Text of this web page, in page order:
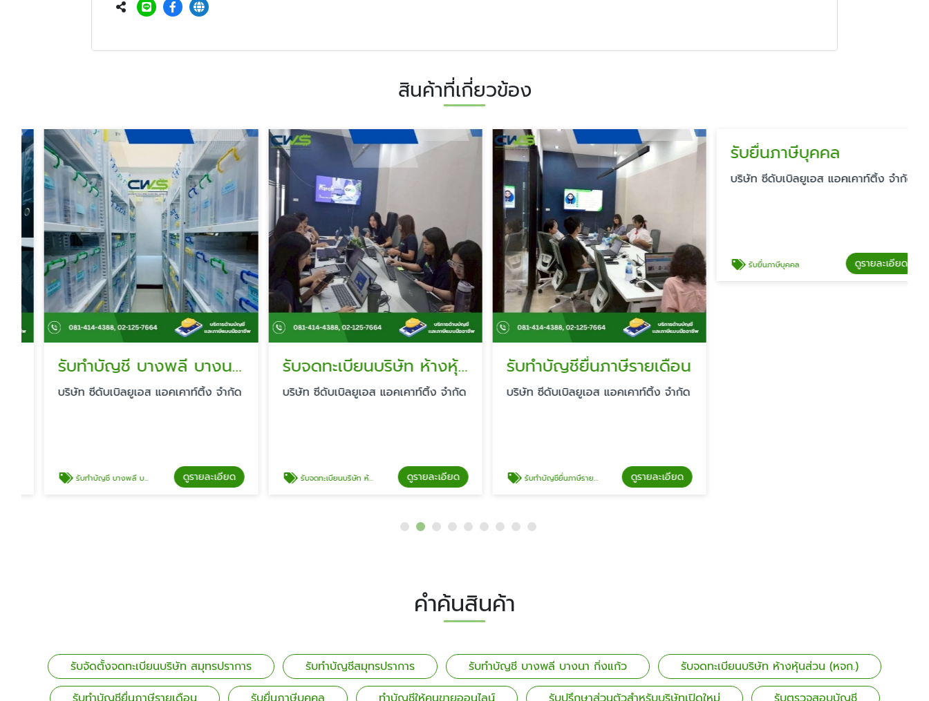
สินค้าที่เกี่ยวข้อง
รับทำบัญชี บางพลี บางนา กิ่งแก้ว
บริษัท ซีดับเบิลยูเอส แอคเคาท์ติ้ง จำกัด
รับทำบัญชี บางพลี บางนา กิ่งแก้ว ดูรายละเอียด
รับจดทะเบียนบริษัท ห้างหุ้นส่วน (หจก.)
บริษัท ซีดับเบิลยูเอส แอคเคาท์ติ้ง จำกัด
รับจดทะเบียนบริษัท ห้างหุ้นส่วน (หจก.) ดูรายละเอียด
รับทำบัญชียื่นภาษีรายเดือน
บริษัท ซีดับเบิลยูเอส แอคเคาท์ติ้ง จำกัด
รับทำบัญชียื่นภาษีรายเดือน ดูรายละเอียด
คำค้นสินค้า
รับจัดตั้งจดทะเบียนบริษัท สมุทรปราการ รับทำบัญชีสมุทรปราการ รับทำบัญชี บางพลี บางนา กิ่งแก้ว
รับจดทะเบียนบริษัท ห้างหุ้นส่วน (หจก.)